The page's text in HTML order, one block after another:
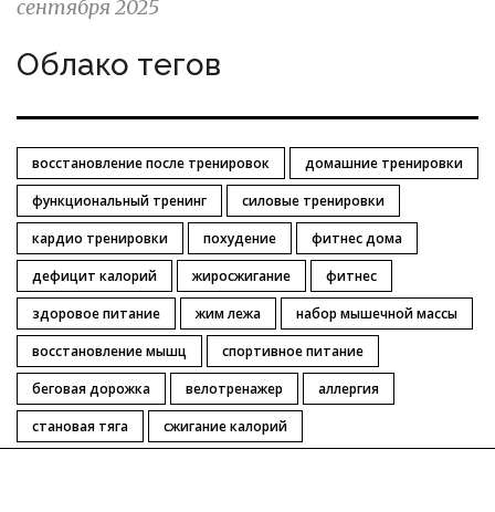
сентября 2025
Облако тегов
восстановление после тренировок
домашние тренировки
функциональный тренинг
силовые тренировки
кардио тренировки
похудение
фитнес дома
дефицит калорий
жиросжигание
фитнес
здоровое питание
жим лежа
набор мышечной массы
восстановление мышц
спортивное питание
беговая дорожка
велотренажер
аллергия
становая тяга
сжигание калорий